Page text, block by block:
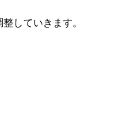
していきます。